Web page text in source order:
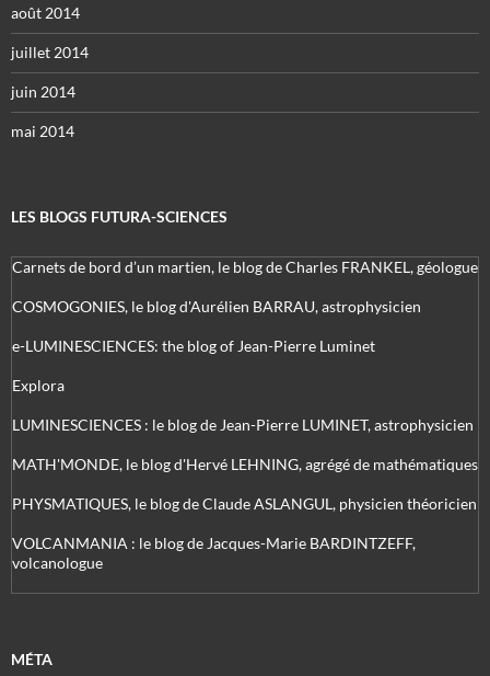
août 2014
juillet 2014
juin 2014
mai 2014
LES BLOGS FUTURA-SCIENCES
Carnets de bord d’un martien, le blog de Charles FRANKEL, géologue
COSMOGONIES, le blog d'Aurélien BARRAU, astrophysicien
e-LUMINESCIENCES: the blog of Jean-Pierre Luminet
Explora
LUMINESCIENCES : le blog de Jean-Pierre LUMINET, astrophysicien
MATH'MONDE, le blog d'Hervé LEHNING, agrégé de mathématiques
PHYSMATIQUES, le blog de Claude ASLANGUL, physicien théoricien
VOLCANMANIA : le blog de Jacques-Marie BARDINTZEFF,
volcanologue
MÉTA